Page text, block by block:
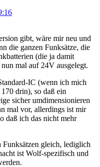
gibt, wäre mir neu und
die ganzen Funksätze, die
(die ja damit
mal auf 24V ausgelegt.
IC (wenn ich mich
drin), so daß ein
sicher umdimensionieren
mal vor, allerdings ist mir
daß ich das nicht mehr
gleich, lediglich
ist Wolf-spezifisch und